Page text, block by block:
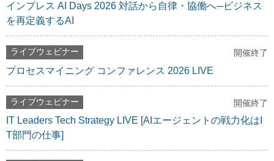
インプレス AI Days 2026 対話から自律・協働へ─ビジネス
を再定義するAI
ライブウェビナー 開催終了
プロセスマイニング コンファレンス 2026 LIVE
ライブウェビナー 開催終了
IT Leaders Tech Strategy LIVE [AIエージェントの戦力化はI
T部門の仕事]